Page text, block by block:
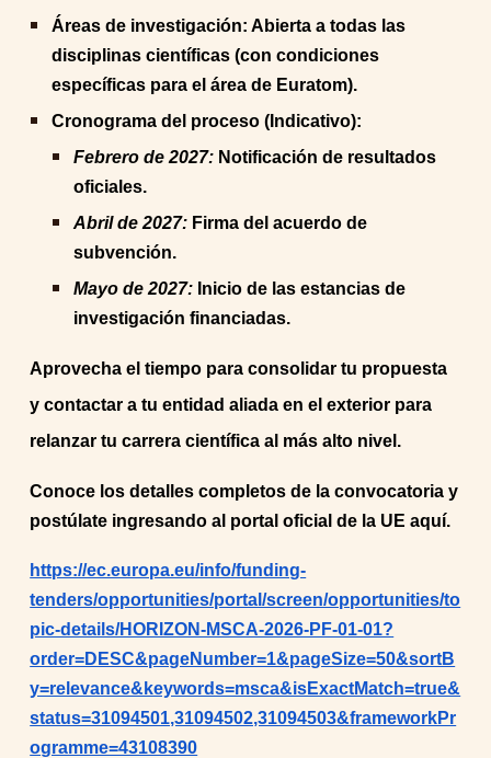
Áreas de investigación: Abierta a todas las
disciplinas científicas (con condiciones
específicas para el área de Euratom).
Cronograma del proceso (Indicativo):
Febrero de 2027: Notificación de resultados
oficiales.
Abril de 2027: Firma del acuerdo de
subvención.
Mayo de 2027: Inicio de las estancias de
investigación financiadas.
Aprovecha el tiempo para consolidar tu propuesta
y contactar a tu entidad aliada en el exterior para
relanzar tu carrera científica al más alto nivel.
Conoce los detalles completos de la convocatoria y
postúlate ingresando al portal oficial de la UE aquí.
https://ec.europa.eu/info/funding-
tenders/opportunities/portal/screen/opportunities/to
pic-details/HORIZON-MSCA-2026-PF-01-01?
order=DESC&pageNumber=1&pageSize=50&sortB
y=relevance&keywords=msca&isExactMatch=true&
status=31094501,31094502,31094503&frameworkPr
ogramme=43108390